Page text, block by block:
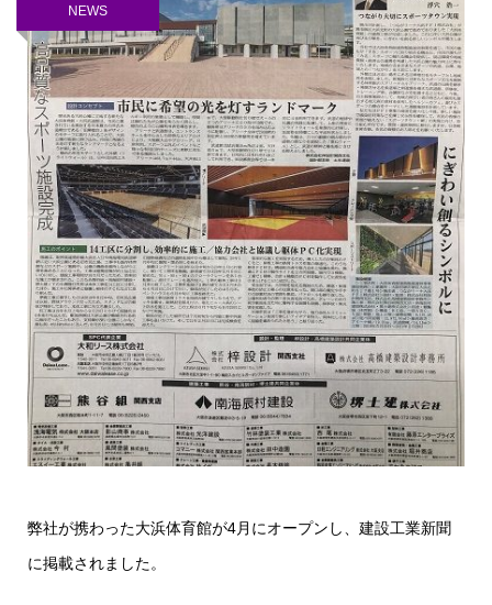
NEWS
弊社が携わった大浜体育館が4月にオープンし、建設工業新聞
に掲載されました。